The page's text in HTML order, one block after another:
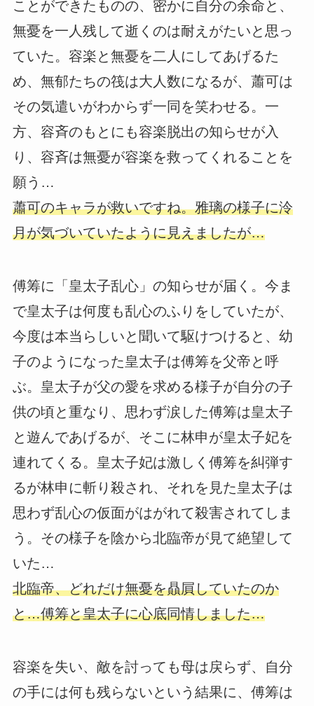
ことができたものの、密かに自分の余命と、
無憂を一人残して逝くのは耐えがたいと思っ
ていた。容楽と無憂を二人にしてあげるた
め、無郁たちの筏は大人数になるが、蕭可は
その気遣いがわからず一同を笑わせる。一
方、容斉のもとにも容楽脱出の知らせが入
り、容斉は無憂が容楽を救ってくれることを
願う…
蕭可のキャラが救いですね。雅璃の様子に泠
月が気づいていたように見えましたが…
傅筹に「皇太子乱心」の知らせが届く。今ま
で皇太子は何度も乱心のふりをしていたが、
今度は本当らしいと聞いて駆けつけると、幼
子のようになった皇太子は傅筹を父帝と呼
ぶ。皇太子が父の愛を求める様子が自分の子
供の頃と重なり、思わず涙した傅筹は皇太子
と遊んであげるが、そこに林申が皇太子妃を
連れてくる。皇太子妃は激しく傅筹を糾弾す
るが林申に斬り殺され、それを見た皇太子は
思わず乱心の仮面がはがれて殺害されてしま
う。その様子を陰から北臨帝が見て絶望して
いた…
北臨帝、どれだけ無憂を贔屓していたのか
と…傅筹と皇太子に心底同情しました…
容楽を失い、敵を討っても母は戻らず、自分
の手には何も残らないという結果に、傅筹は